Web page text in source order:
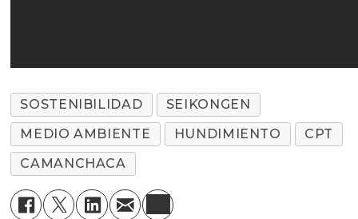
SOSTENIBILIDAD
SEIKONGEN
MEDIO AMBIENTE
HUNDIMIENTO
CPT
CAMANCHACA